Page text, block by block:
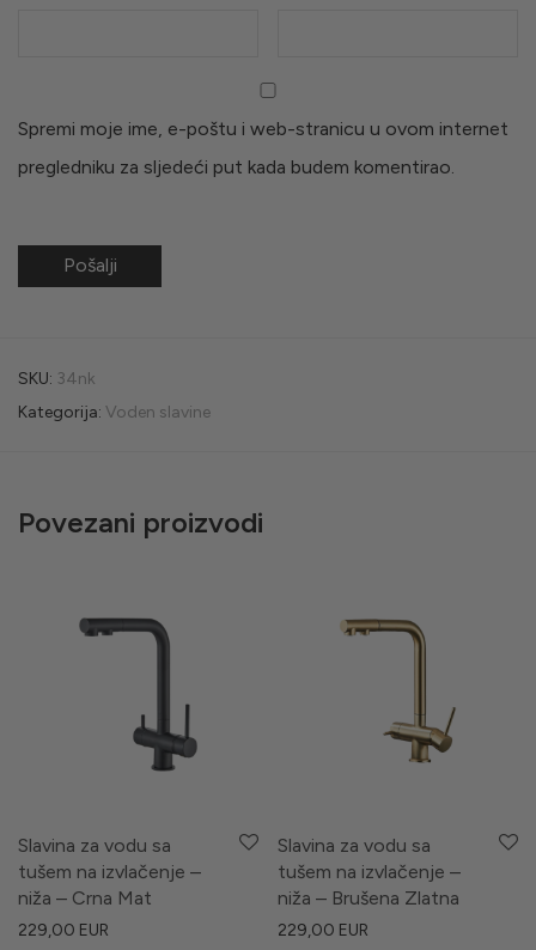
Spremi moje ime, e-poštu i web-stranicu u ovom internet
pregledniku za sljedeći put kada budem komentirao.
SKU: 34nk
Kategorija: Voden slavine
Povezani proizvodi
Slavina za vodu sa
tušem na izvlačenje –
niža – Crna Mat
229,00 EUR
Slavina za vodu sa
tušem na izvlačenje –
niža – Brušena Zlatna
229,00 EUR